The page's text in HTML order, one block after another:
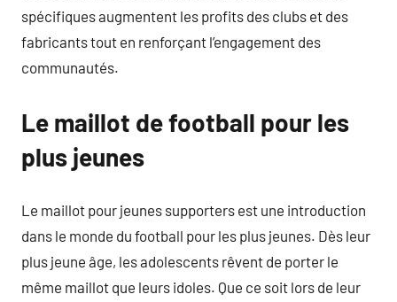
spécifiques augmentent les profits des clubs et des
fabricants tout en renforçant l’engagement des
communautés.
Le maillot de football pour les
plus jeunes
Le maillot pour jeunes supporters est une introduction
dans le monde du football pour les plus jeunes. Dès leur
plus jeune âge, les adolescents rêvent de porter le
même maillot que leurs idoles. Que ce soit lors de leur